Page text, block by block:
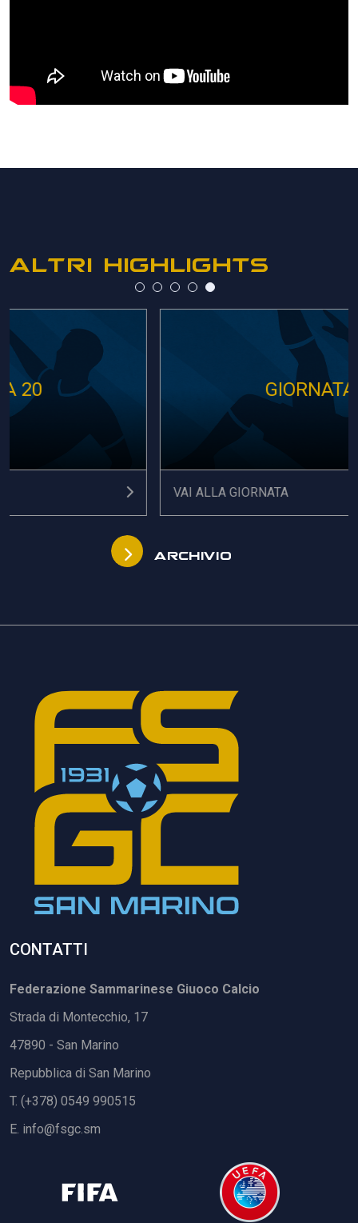
ALTRI HIGHLIGHTS
VAI ALLA GIORNATA
ARCHIVIO
CONTATTI
Federazione Sammarinese Giuoco Calcio
Strada di Montecchio, 17
47890 - San Marino
Repubblica di San Marino
T. (+378) 0549 990515
E. info@fsgc.sm